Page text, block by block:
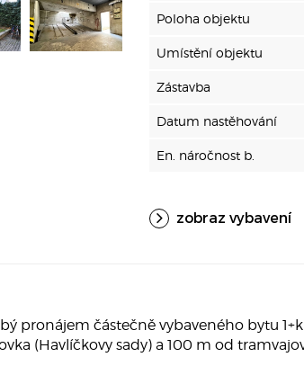
Poloha objektu
Umístění objektu
Zástavba
Datum nastěhování
En. náročnost b.
zobraz vybavení
částečně vybaveného bytu
(Havlíčkovy sady) a 100 m od